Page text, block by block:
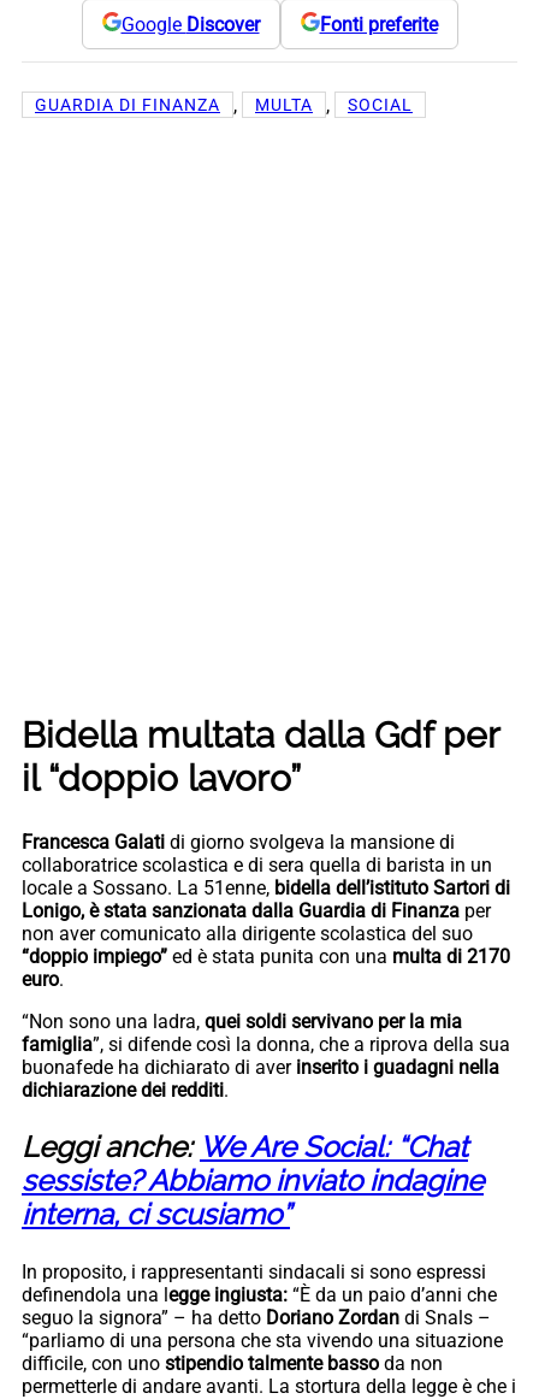
Google Discover Fonti preferite
GUARDIA DI FINANZA , MULTA , SOCIAL
Bidella multata dalla Gdf per
il “doppio lavoro”
Francesca Galati di giorno svolgeva la mansione di
collaboratrice scolastica e di sera quella di barista in un
locale a Sossano. La 51enne, bidella dell’istituto Sartori di
Lonigo, è stata sanzionata dalla Guardia di Finanza per
non aver comunicato alla dirigente scolastica del suo
“doppio impiego” ed è stata punita con una multa di 2170
euro.
“Non sono una ladra, quei soldi servivano per la mia
famiglia”, si difende così la donna, che a riprova della sua
buonafede ha dichiarato di aver inserito i guadagni nella
dichiarazione dei redditi.
Leggi anche: We Are Social: “Chat
sessiste? Abbiamo inviato indagine
interna, ci scusiamo”
In proposito, i rappresentanti sindacali si sono espressi
definendola una legge ingiusta: “È da un paio d’anni che
seguo la signora” – ha detto Doriano Zordan di Snals –
“parliamo di una persona che sta vivendo una situazione
difficile, con uno stipendio talmente basso da non
permetterle di andare avanti. La stortura della legge è che i